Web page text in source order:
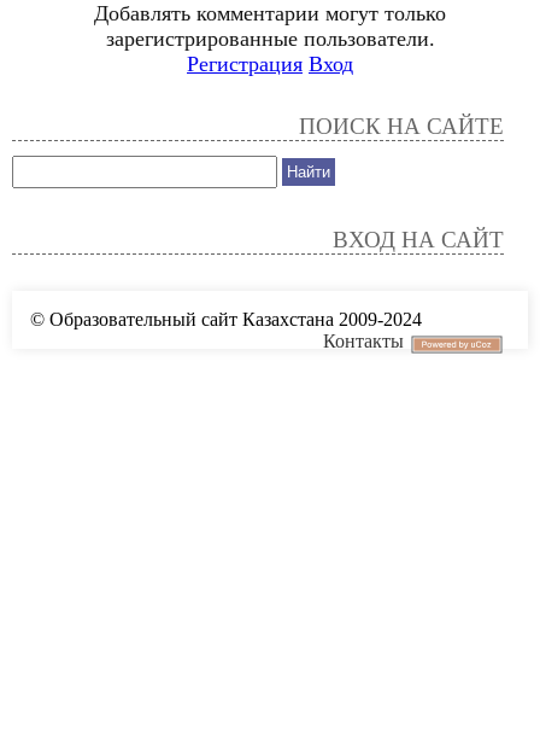
Добавлять комментарии могут только
зарегистрированные пользователи.
Регистрация Вход
ПОИСК НА САЙТЕ
ВХОД НА САЙТ
© Образовательный сайт Казахстана 2009-2024
Контакты